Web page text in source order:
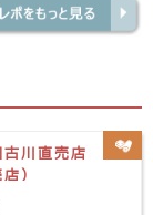
川直売店
）